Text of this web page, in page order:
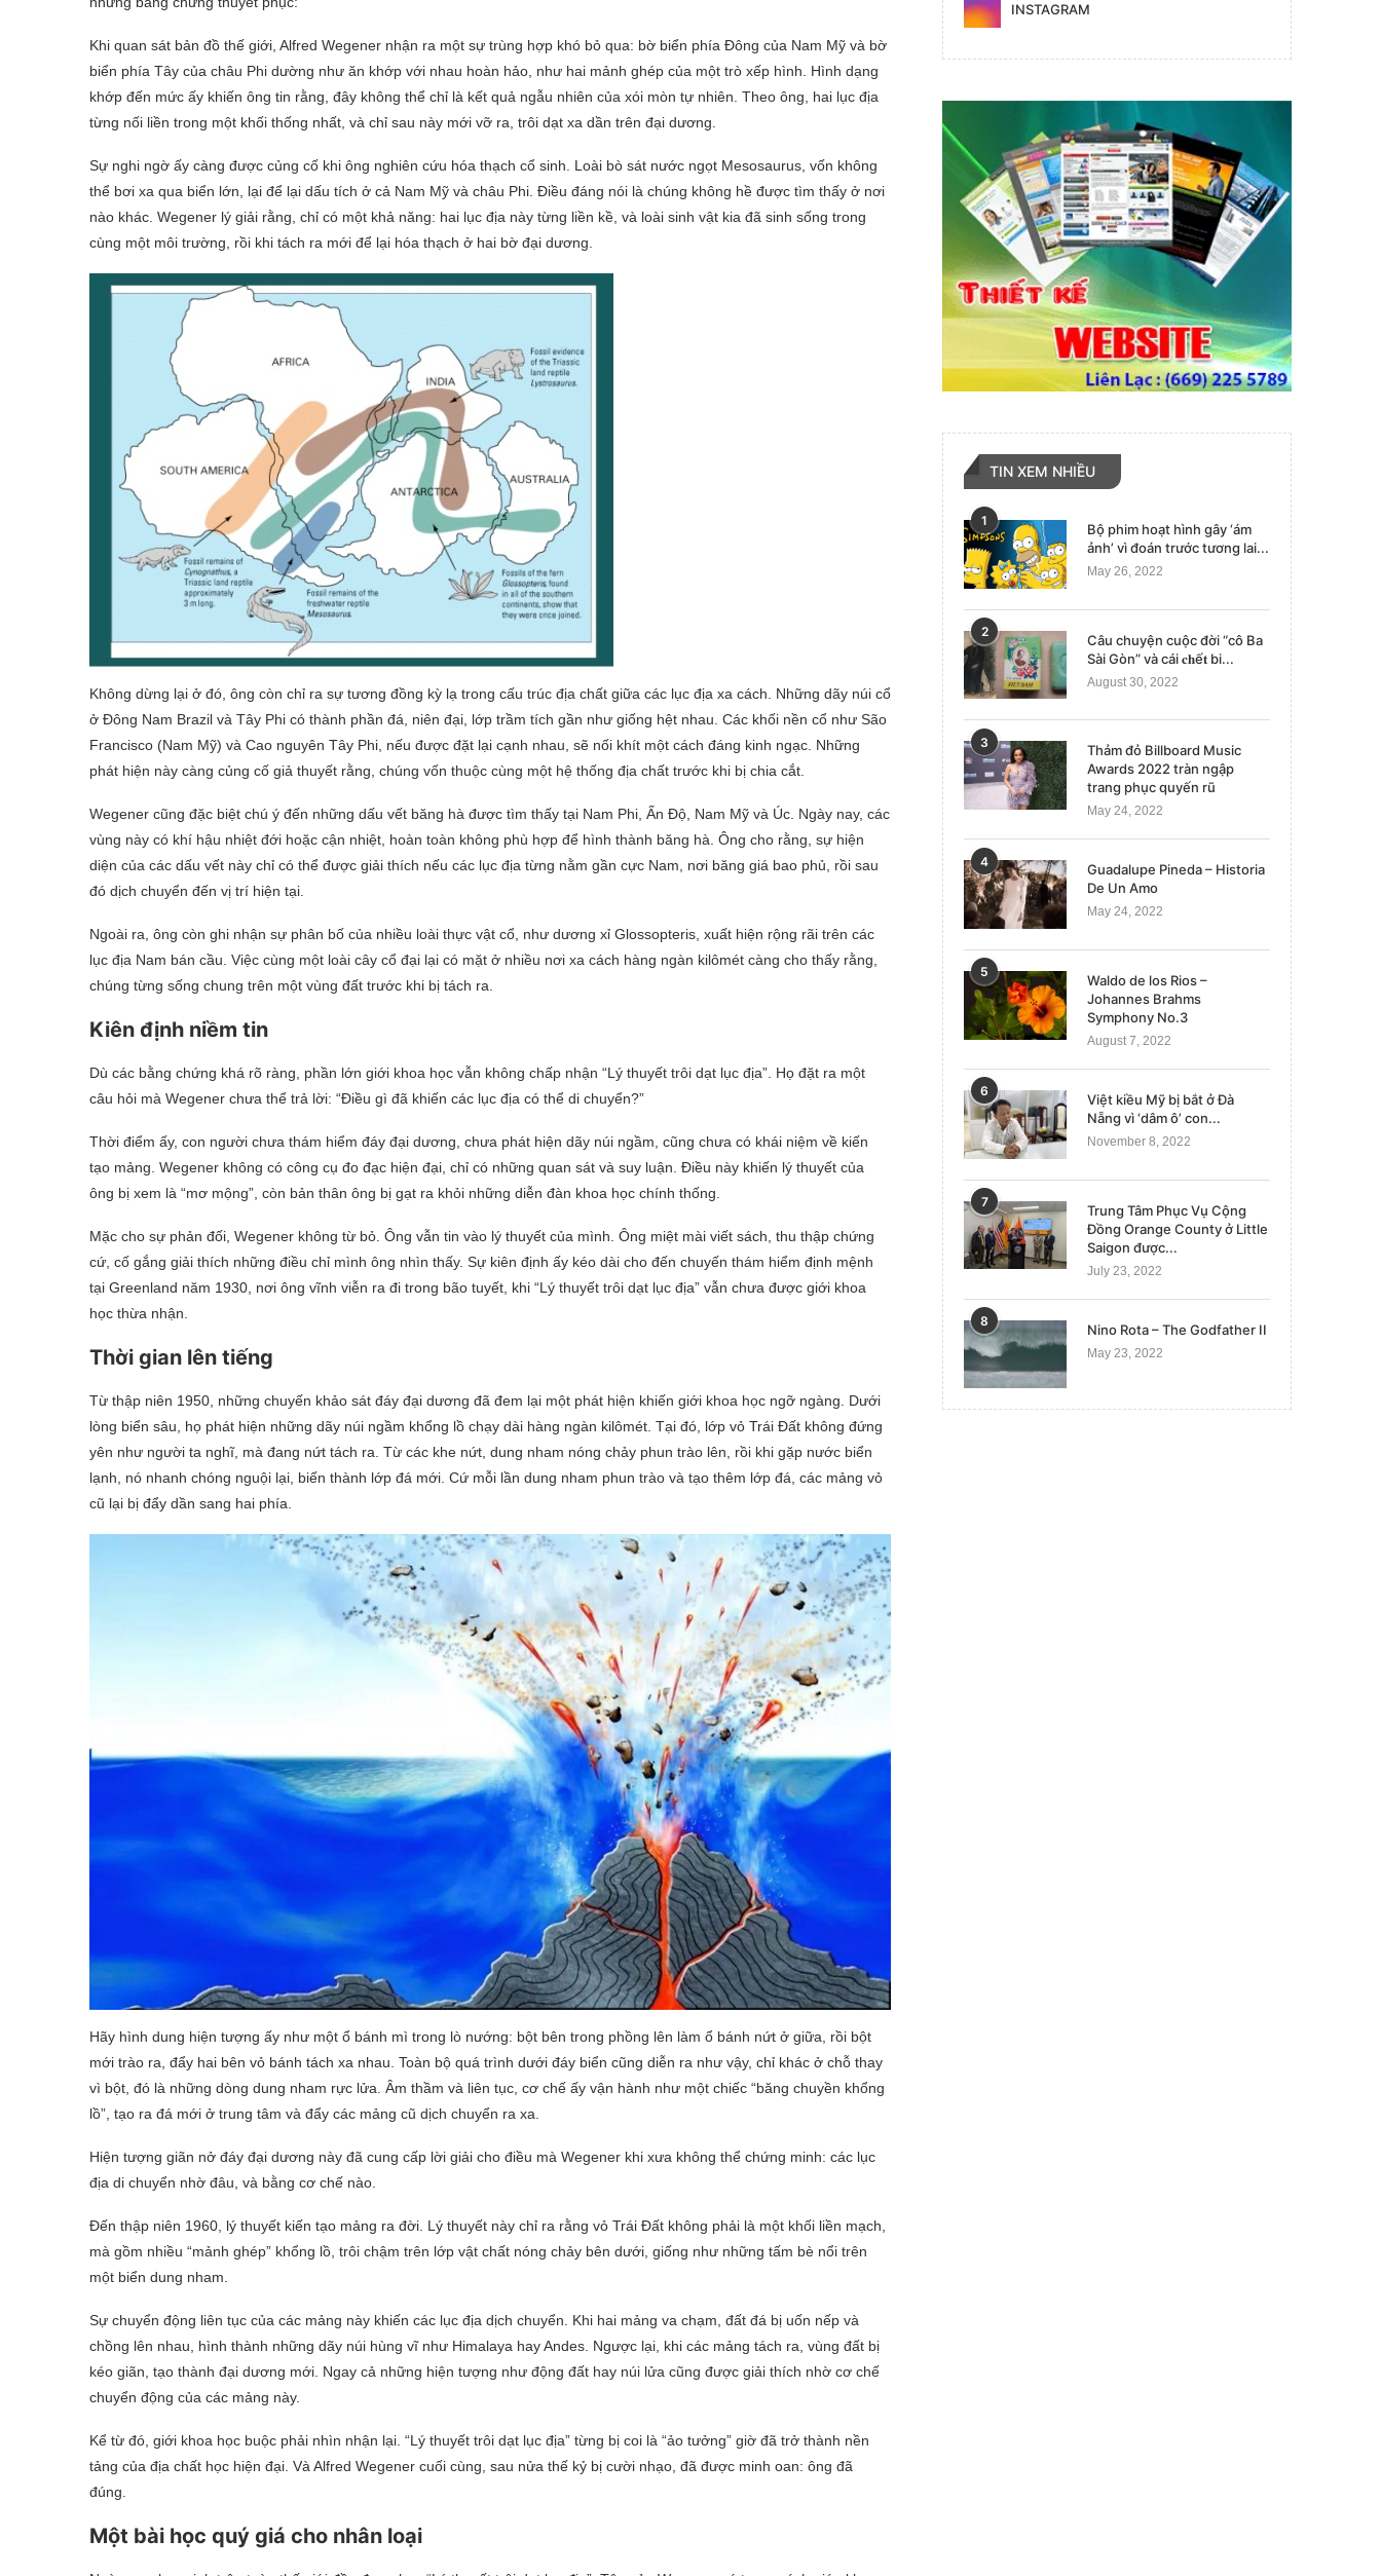
Khi quan sát bản đồ thế giới, Alfred Wegener nhận ra một sự trùng hợp khó bỏ qua: bờ biển phía Đông của Nam Mỹ và bờ
biển phía Tây của châu Phi dường như ăn khớp với nhau hoàn hảo, như hai mảnh ghép của một trò xếp hình. Hình dạng
khớp đến mức ấy khiến ông tin rằng, đây không thể chỉ là kết quả ngẫu nhiên của xói mòn tự nhiên. Theo ông, hai lục địa
từng nối liền trong một khối thống nhất, và chỉ sau này mới vỡ ra, trôi dạt xa dần trên đại dương.
Sự nghi ngờ ấy càng được củng cố khi ông nghiên cứu hóa thạch cổ sinh. Loài bò sát nước ngọt Mesosaurus, vốn không
thể bơi xa qua biển lớn, lại để lại dấu tích ở cả Nam Mỹ và châu Phi. Điều đáng nói là chúng không hề được tìm thấy ở nơi
nào khác. Wegener lý giải rằng, chỉ có một khả năng: hai lục địa này từng liền kề, và loài sinh vật kia đã sinh sống trong
cùng một môi trường, rồi khi tách ra mới để lại hóa thạch ở hai bờ đại dương.
Không dừng lại ở đó, ông còn chỉ ra sự tương đồng kỳ lạ trong cấu trúc địa chất giữa các lục địa xa cách. Những dãy núi cổ
ở Đông Nam Brazil và Tây Phi có thành phần đá, niên đại, lớp trầm tích gần như giống hệt nhau. Các khối nền cổ như São
Francisco (Nam Mỹ) và Cao nguyên Tây Phi, nếu được đặt lại cạnh nhau, sẽ nối khít một cách đáng kinh ngạc. Những
phát hiện này càng củng cố giả thuyết rằng, chúng vốn thuộc cùng một hệ thống địa chất trước khi bị chia cắt.
Wegener cũng đặc biệt chú ý đến những dấu vết băng hà được tìm thấy tại Nam Phi, Ấn Độ, Nam Mỹ và Úc. Ngày nay, các
vùng này có khí hậu nhiệt đới hoặc cận nhiệt, hoàn toàn không phù hợp để hình thành băng hà. Ông cho rằng, sự hiện
diện của các dấu vết này chỉ có thể được giải thích nếu các lục địa từng nằm gần cực Nam, nơi băng giá bao phủ, rồi sau
đó dịch chuyển đến vị trí hiện tại.
Ngoài ra, ông còn ghi nhận sự phân bố của nhiều loài thực vật cổ, như dương xỉ Glossopteris, xuất hiện rộng rãi trên các
lục địa Nam bán cầu. Việc cùng một loài cây cổ đại lại có mặt ở nhiều nơi xa cách hàng ngàn kilômét càng cho thấy rằng,
chúng từng sống chung trên một vùng đất trước khi bị tách ra.
Kiên định niềm tin
Dù các bằng chứng khá rõ ràng, phần lớn giới khoa học vẫn không chấp nhận “Lý thuyết trôi dạt lục địa”. Họ đặt ra một
câu hỏi mà Wegener chưa thể trả lời: “Điều gì đã khiến các lục địa có thể di chuyển?”
Thời điểm ấy, con người chưa thám hiểm đáy đại dương, chưa phát hiện dãy núi ngầm, cũng chưa có khái niệm về kiến
tạo mảng. Wegener không có công cụ đo đạc hiện đại, chỉ có những quan sát và suy luận. Điều này khiến lý thuyết của
ông bị xem là “mơ mộng”, còn bản thân ông bị gạt ra khỏi những diễn đàn khoa học chính thống.
Mặc cho sự phản đối, Wegener không từ bỏ. Ông vẫn tin vào lý thuyết của mình. Ông miệt mài viết sách, thu thập chứng
cứ, cố gắng giải thích những điều chỉ mình ông nhìn thấy. Sự kiên định ấy kéo dài cho đến chuyến thám hiểm định mệnh
tại Greenland năm 1930, nơi ông vĩnh viễn ra đi trong bão tuyết, khi “Lý thuyết trôi dạt lục địa” vẫn chưa được giới khoa
học thừa nhận.
Thời gian lên tiếng
Từ thập niên 1950, những chuyến khảo sát đáy đại dương đã đem lại một phát hiện khiến giới khoa học ngỡ ngàng. Dưới
lòng biển sâu, họ phát hiện những dãy núi ngầm khổng lồ chạy dài hàng ngàn kilômét. Tại đó, lớp vỏ Trái Đất không đứng
yên như người ta nghĩ, mà đang nứt tách ra. Từ các khe nứt, dung nham nóng chảy phun trào lên, rồi khi gặp nước biển
lạnh, nó nhanh chóng nguội lại, biến thành lớp đá mới. Cứ mỗi lần dung nham phun trào và tạo thêm lớp đá, các mảng vỏ
cũ lại bị đẩy dần sang hai phía.
Hãy hình dung hiện tượng ấy như một ổ bánh mì trong lò nướng: bột bên trong phồng lên làm ổ bánh nứt ở giữa, rồi bột
mới trào ra, đẩy hai bên vỏ bánh tách xa nhau. Toàn bộ quá trình dưới đáy biển cũng diễn ra như vậy, chỉ khác ở chỗ thay
vì bột, đó là những dòng dung nham rực lửa. Âm thầm và liên tục, cơ chế ấy vận hành như một chiếc “băng chuyền khổng
lồ”, tạo ra đá mới ở trung tâm và đẩy các mảng cũ dịch chuyển ra xa.
Hiện tượng giãn nở đáy đại dương này đã cung cấp lời giải cho điều mà Wegener khi xưa không thể chứng minh: các lục
địa di chuyển nhờ đâu, và bằng cơ chế nào.
Đến thập niên 1960, lý thuyết kiến tạo mảng ra đời. Lý thuyết này chỉ ra rằng vỏ Trái Đất không phải là một khối liền mạch,
mà gồm nhiều “mảnh ghép” khổng lồ, trôi chậm trên lớp vật chất nóng chảy bên dưới, giống như những tấm bè nổi trên
một biển dung nham.
Sự chuyển động liên tục của các mảng này khiến các lục địa dịch chuyển. Khi hai mảng va chạm, đất đá bị uốn nếp và
chồng lên nhau, hình thành những dãy núi hùng vĩ như Himalaya hay Andes. Ngược lại, khi các mảng tách ra, vùng đất bị
kéo giãn, tạo thành đại dương mới. Ngay cả những hiện tượng như động đất hay núi lửa cũng được giải thích nhờ cơ chế
chuyển động của các mảng này.
Kể từ đó, giới khoa học buộc phải nhìn nhận lại. “Lý thuyết trôi dạt lục địa” từng bị coi là “ảo tưởng” giờ đã trở thành nền
tảng của địa chất học hiện đại. Và Alfred Wegener cuối cùng, sau nửa thế kỷ bị cười nhạo, đã được minh oan: ông đã
đúng.
Một bài học quý giá cho nhân loại
INSTAGRAM
TIN XEM NHIỀU
1
Bộ phim hoạt hình gây ‘ám
ảnh’ vì đoán trước tương lai...
May 26, 2022
2
Câu chuyện cuộc đời “cô Ba
Sài Gòn” và cái 𝐜𝐡ế𝐭 bi...
August 30, 2022
3
Thảm đỏ Billboard Music
Awards 2022 tràn ngập
trang phục quyến rũ
May 24, 2022
4
Guadalupe Pineda – Historia
De Un Amo
May 24, 2022
5
Waldo de los Rios –
Johannes Brahms
Symphony No.3
August 7, 2022
6
Việt kiều Mỹ bị bắt ở Đà
Nẵng vì ‘dâm ô’ con...
November 8, 2022
7
Trung Tâm Phục Vụ Cộng
Đồng Orange County ở Little
Saigon được...
July 23, 2022
8
Nino Rota – The Godfather II
May 23, 2022